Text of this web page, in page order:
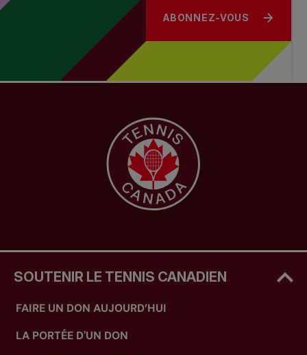
ABONNEZ-VOUS
SOUTENIR LE TENNIS CANADIEN
FAIRE UN DON AUJOURD’HUI
LA PORTÉE D'UN DON